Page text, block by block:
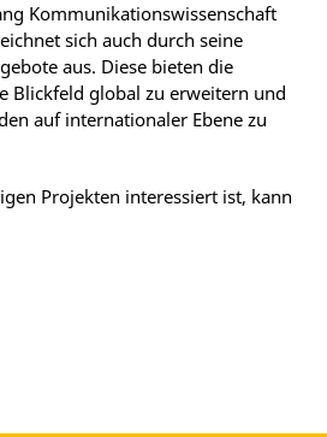
Kommunikationswissenschaft
sich auch durch seine
aus. Diese bieten die
Blickfeld global zu erweitern und
auf internationaler Ebene zu
Projekten interessiert ist, kann